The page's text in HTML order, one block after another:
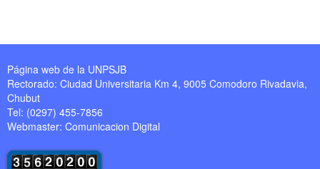
Página web de la UNPSJB
Rectorado: Ciudad Universitaria Km 4, 9005 Comodoro Rivadavia,
Chubut
Tel: (0297) 455-7856
Webmaster: Comunicacion Digital